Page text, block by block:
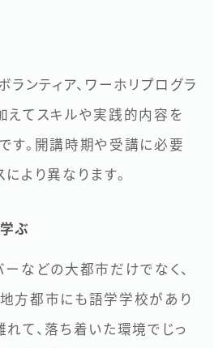
ランティア、ワーホリプログラ
えてスキルや実践的内容を
す。開講時期や受講に必要
より異なります。
ぶ
ーなどの大都市だけでなく、
方都市にも語学学校があり
れて、落ち着いた環境でじっ